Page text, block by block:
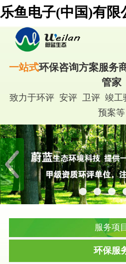
乐鱼电子(中国)有限
一站式环保咨询方案服务
管家
致力于环评 安评 卫评 竣工
预案等
服务项
环保服